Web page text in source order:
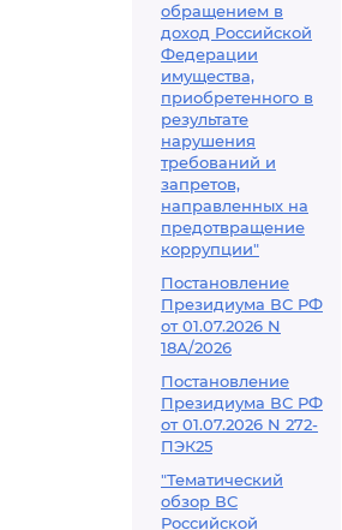
обращением в
доход Российской
Федерации
имущества,
приобретенного в
результате
нарушения
требований и
запретов,
направленных на
предотвращение
коррупции"
Постановление
Президиума ВС РФ
от 01.07.2026 N
18А/2026
Постановление
Президиума ВС РФ
от 01.07.2026 N 272-
ПЭК25
"Тематический
обзор ВС
Российской